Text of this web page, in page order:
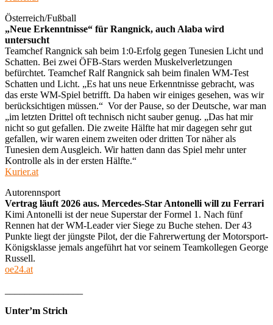
Österreich/Fußball
„Neue Erkenntnisse“ für Rangnick, auch Alaba wird
untersucht
Teamchef Rangnick sah beim 1:0-Erfolg gegen Tunesien Licht und
Schatten. Bei zwei ÖFB-Stars werden Muskelverletzungen
befürchtet. Teamchef Ralf Rangnick sah beim finalen WM-Test
Schatten und Licht. „Es hat uns neue Erkenntnisse gebracht, was
das erste WM-Spiel betrifft. Da haben wir einiges gesehen, was wir
berücksichtigen müssen.“ Vor der Pause, so der Deutsche, war man
„im letzten Drittel oft technisch nicht sauber genug. „Das hat mir
nicht so gut gefallen. Die zweite Hälfte hat mir dagegen sehr gut
gefallen, wir waren einem zweiten oder dritten Tor näher als
Tunesien dem Ausgleich. Wir hatten dann das Spiel mehr unter
Kontrolle als in der ersten Hälfte.“
Kurier.at
Autorennsport
Vertrag läuft 2026 aus. Mercedes-Star Antonelli will zu Ferrari
Kimi Antonelli ist der neue Superstar der Formel 1. Nach fünf
Rennen hat der WM-Leader vier Siege zu Buche stehen. Der 43
Punkte liegt der jüngste Pilot, der die Fahrerwertung der Motorsport-
Königsklasse jemals angeführt hat vor seinem Teamkollegen George
Russell.
oe24.at
Unter’m Strich